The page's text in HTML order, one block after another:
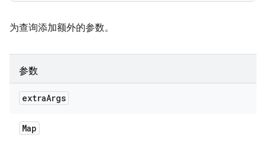
为查询添加额外的参数。
参数
extraArgs
Map